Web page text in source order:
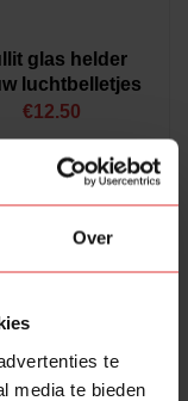
Over
te
media te bieden
glas helder
luchtbelletjes
€12.50